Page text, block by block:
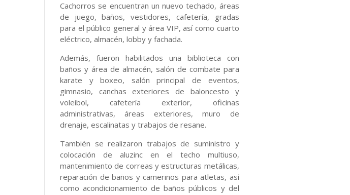
Cachorros se encuentran un nuevo techado, áreas
de juego, baños, vestidores, cafetería, gradas
para el público general y área VIP, así como cuarto
eléctrico, almacén, lobby y fachada.
Además, fueron habilitados una biblioteca con
baños y área de almacén, salón de combate para
karate y boxeo, salón principal de eventos,
gimnasio, canchas exteriores de baloncesto y
voleibol, cafetería exterior, oficinas
administrativas, áreas exteriores, muro de
drenaje, escalinatas y trabajos de resane.
También se realizaron trabajos de suministro y
colocación de aluzinc en el techo multiuso,
mantenimiento de correas y estructuras metálicas,
reparación de baños y camerinos para atletas, así
como acondicionamiento de baños públicos y del